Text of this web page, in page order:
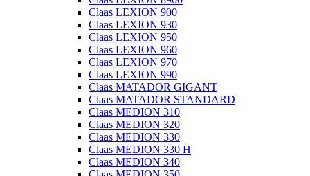
Claas LEXION 900
Claas LEXION 930
Claas LEXION 950
Claas LEXION 960
Claas LEXION 970
Claas LEXION 990
Claas MATADOR GIGANT
Claas MATADOR STANDARD
Claas MEDION 310
Claas MEDION 320
Claas MEDION 330
Claas MEDION 330 H
Claas MEDION 340